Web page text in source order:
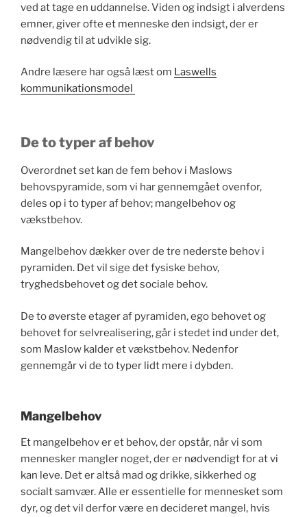
ved at tage en uddannelse. Viden og indsigt i alverdens
emner, giver ofte et menneske den indsigt, der er
nødvendig til at udvikle sig.
Andre læsere har også læst om Laswells
kommunikationsmodel
De to typer af behov
Overordnet set kan de fem behov i Maslows
behovspyramide, som vi har gennemgået ovenfor,
deles op i to typer af behov; mangelbehov og
vækstbehov.
Mangelbehov dækker over de tre nederste behov i
pyramiden. Det vil sige det fysiske behov,
tryghedsbehovet og det sociale behov.
De to øverste etager af pyramiden, ego behovet og
behovet for selvrealisering, går i stedet ind under det,
som Maslow kalder et vækstbehov. Nedenfor
gennemgår vi de to typer lidt mere i dybden.
Mangelbehov
Et mangelbehov er et behov, der opstår, når vi som
mennesker mangler noget, der er nødvendigt for at vi
kan leve. Det er altså mad og drikke, sikkerhed og
socialt samvær. Alle er essentielle for mennesket som
dyr, og det vil derfor være en decideret mangel, hvis